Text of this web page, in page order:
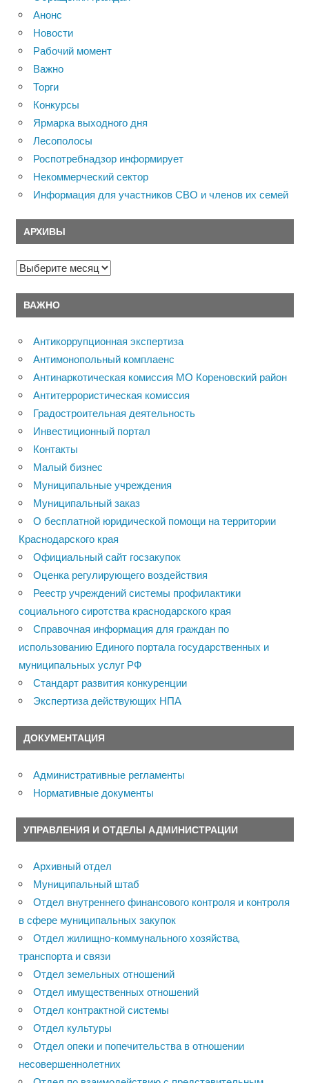
Анонс
Новости
Рабочий момент
Важно
Торги
Конкурсы
Ярмарка выходного дня
Лесополосы
Роспотребнадзор информирует
Некоммерческий сектор
Информация для участников СВО и членов их семей
АРХИВЫ
Архивы
ВАЖНО
Антикоррупционная экспертиза
Антимонопольный комплаенс
Антинаркотическая комиссия МО Кореновский район
Антитеррористическая комиссия
Градостроительная деятельность
Инвестиционный портал
Контакты
Малый бизнес
Муниципальные учреждения
Муниципальный заказ
О бесплатной юридической помощи на территории
Краснодарского края
Официальный сайт госзакупок
Оценка регулирующего воздействия
Реестр учреждений системы профилактики
социального сиротства краснодарского края
Справочная информация для граждан по
использованию Единого портала государственных и
муниципальных услуг РФ
Стандарт развития конкуренции
Экспертиза действующих НПА
ДОКУМЕНТАЦИЯ
Административные регламенты
Нормативные документы
УПРАВЛЕНИЯ И ОТДЕЛЫ АДМИНИСТРАЦИИ
Архивный отдел
Муниципальный штаб
Отдел внутреннего финансового контроля и контроля
в сфере муниципальных закупок
Отдел жилищно-коммунального хозяйства,
транспорта и связи
Отдел земельных отношений
Отдел имущественных отношений
Отдел контрактной системы
Отдел культуры
Отдел опеки и попечительства в отношении
несовершеннолетних